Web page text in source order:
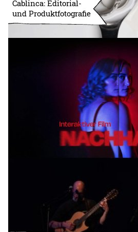
Cablinca: Editorial-
und Produktfotografie